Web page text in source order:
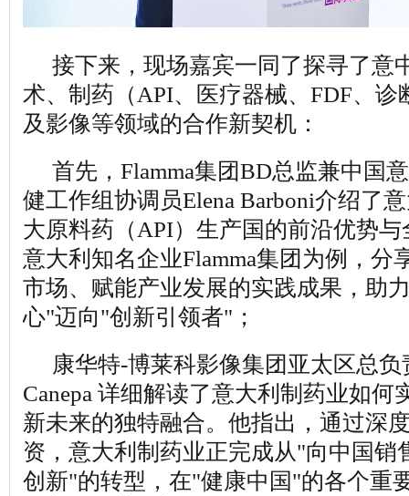
接下来，现场嘉宾一同了探寻了意
术、制药（API、医疗器械、FDF、诊
及影像等领域的合作新契机：
首先，Flamma集团BD总监兼中国
健工作组协调员Elena Barboni介绍了
大原料药（API）生产国的前沿优势
意大利知名企业Flamma集团为例，分
市场、赋能产业发展的实践成果，助
心"迈向"创新引领者"；
康华特-博莱科影像集团亚太区总负
Canepa 详细解读了意大利制药业如何
新未来的独特融合。他指出，通过深
资，意大利制药业正完成从"向中国销
创新"的转型，在"健康中国"的各个重